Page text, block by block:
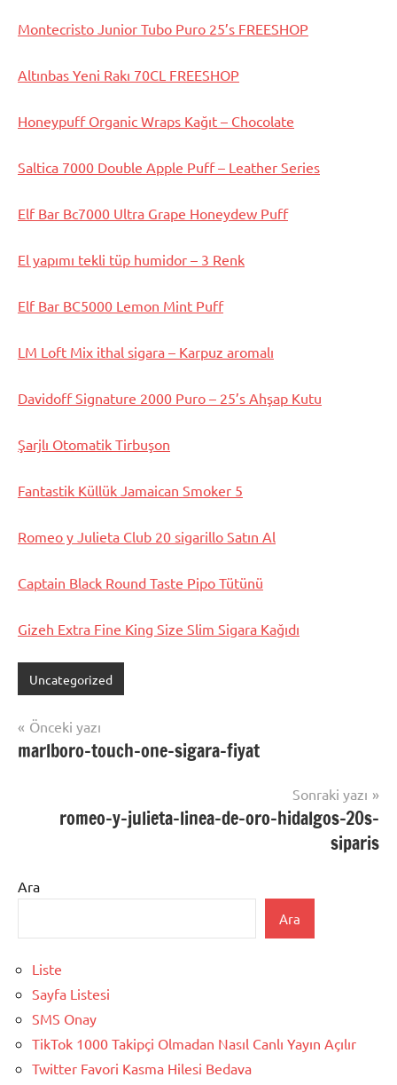
Montecristo Junior Tubo Puro 25’s FREESHOP
Altınbas Yeni Rakı 70CL FREESHOP
Honeypuff Organic Wraps Kağıt – Chocolate
Saltica 7000 Double Apple Puff – Leather Series
Elf Bar Bc7000 Ultra Grape Honeydew Puff
El yapımı tekli tüp humidor – 3 Renk
Elf Bar BC5000 Lemon Mint Puff
LM Loft Mix ithal sigara – Karpuz aromalı
Davidoff Signature 2000 Puro – 25’s Ahşap Kutu
Şarjlı Otomatik Tirbuşon
Fantastik Küllük Jamaican Smoker 5
Romeo y Julieta Club 20 sigarillo Satın Al
Captain Black Round Taste Pipo Tütünü
Gizeh Extra Fine King Size Slim Sigara Kağıdı
Uncategorized
Yazı
gezinmesi
Önceki yazı
marlboro-touch-one-sigara-fiyat
Sonraki yazı
romeo-y-julieta-linea-de-oro-hidalgos-20s-
siparis
Ara
Ara
Liste
Sayfa Listesi
SMS Onay
TikTok 1000 Takipçi Olmadan Nasıl Canlı Yayın Açılır
Twitter Favori Kasma Hilesi Bedava